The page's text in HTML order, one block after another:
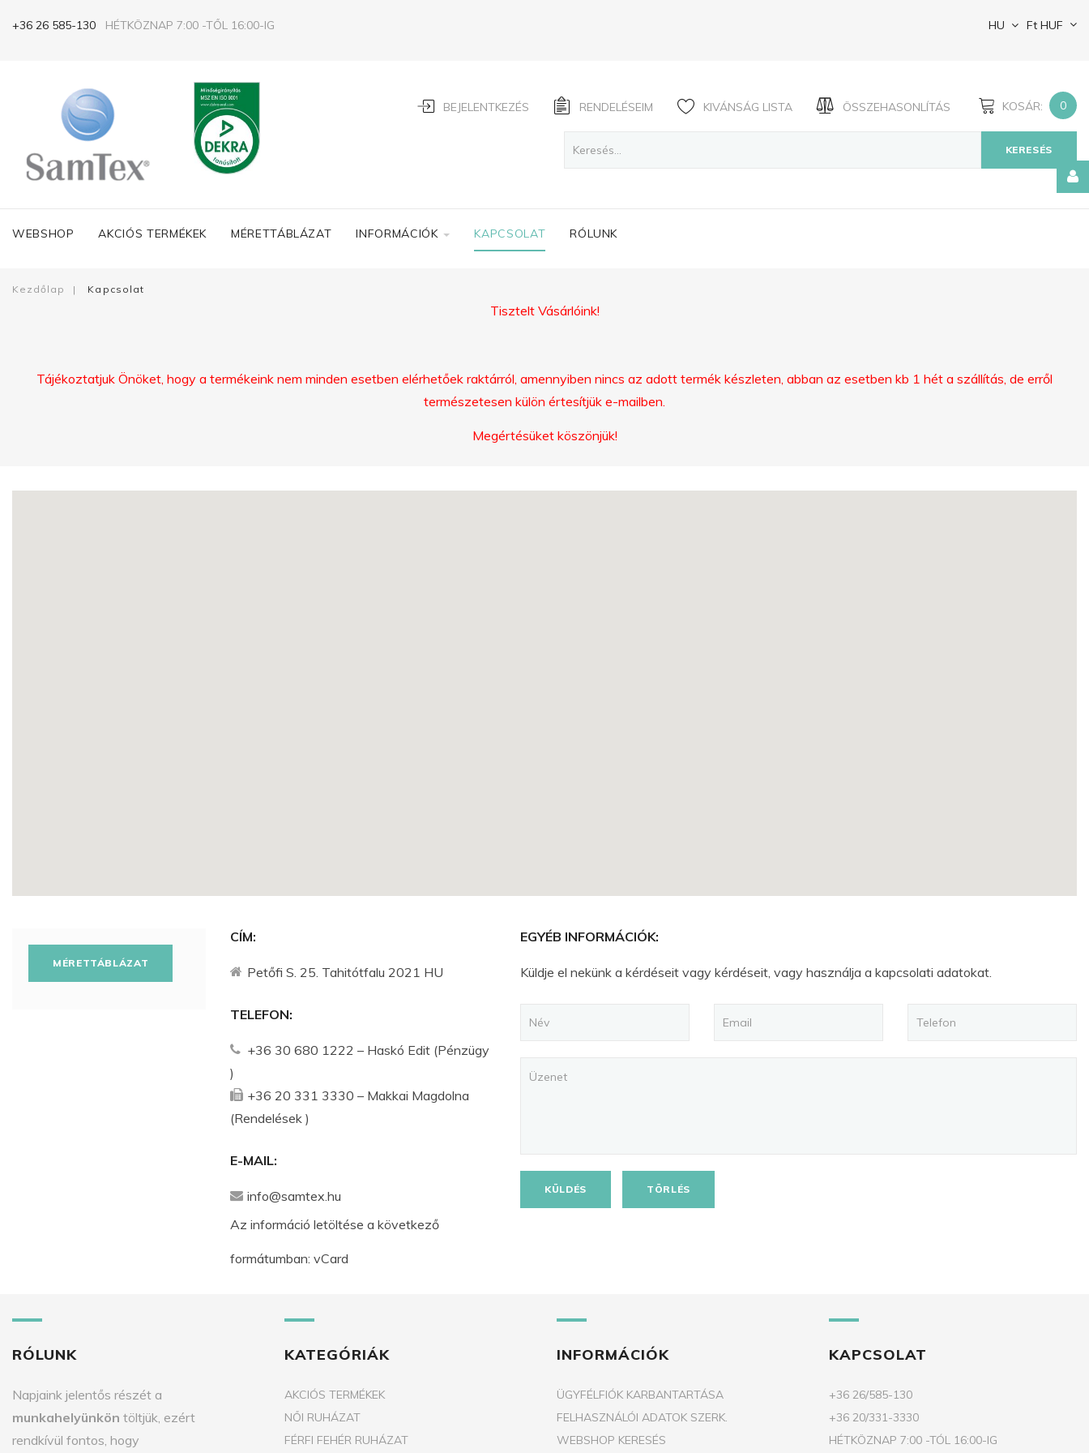
+36 26 585-130 HÉTKÖZNAP 7:00 -TŐL 16:00-IG Ft HUF
HU
KOSÁR: 0
BEJELENTKEZÉS RENDELÉSEIM KIVÁNSÁG LISTA ÖSSZEHASONLÍTÁS
KERESÉS
WEBSHOP AKCIÓS TERMÉKEK MÉRETTÁBLÁZAT INFORMÁCIÓK KAPCSOLAT RÓLUNK
Kezdőlap | Kapcsolat
Tisztelt Vásárlóink!
Tájékoztatjuk Önöket, hogy a termékeink nem minden esetben elérhetőek raktárról, amennyiben nincs az adott termék készleten, abban az esetben kb 1 hét a szállítás, de erről
természetesen külön értesítjük e-mailben.
Megértésüket köszönjük!
MÉRETTÁBLÁZAT
CÍM:
Petőfi S. 25. Tahitótfalu 2021 HU
TELEFON:
+36 30 680 1222 – Haskó Edit (Pénzügy
)
+36 20 331 3330 – Makkai Magdolna
(Rendelések )
E-MAIL:
info@samtex.hu
Az információ letöltése a következő
formátumban: vCard
EGYÉB INFORMÁCIÓK:
Küldje el nekünk a kérdéseit vagy kérdéseit, vagy használja a kapcsolati adatokat.
KÜLDÉS TÖRLÉS
JELSZAVAD?
RÓLUNK
Napjaink jelentős részét a
munkahelyünkön töltjük, ezért
rendkívül fontos, hogy
KATEGÓRIÁK
AKCIÓS TERMÉKEK
NŐI RUHÁZAT
FÉRFI FEHÉR RUHÁZAT
INFORMÁCIÓK
ÜGYFÉLFIÓK KARBANTARTÁSA
FELHASZNÁLÓI ADATOK SZERK.
WEBSHOP KERESÉS
KAPCSOLAT
+36 26/585-130
+36 20/331-3330
HÉTKÖZNAP 7:00 -TÓL 16:00-IG